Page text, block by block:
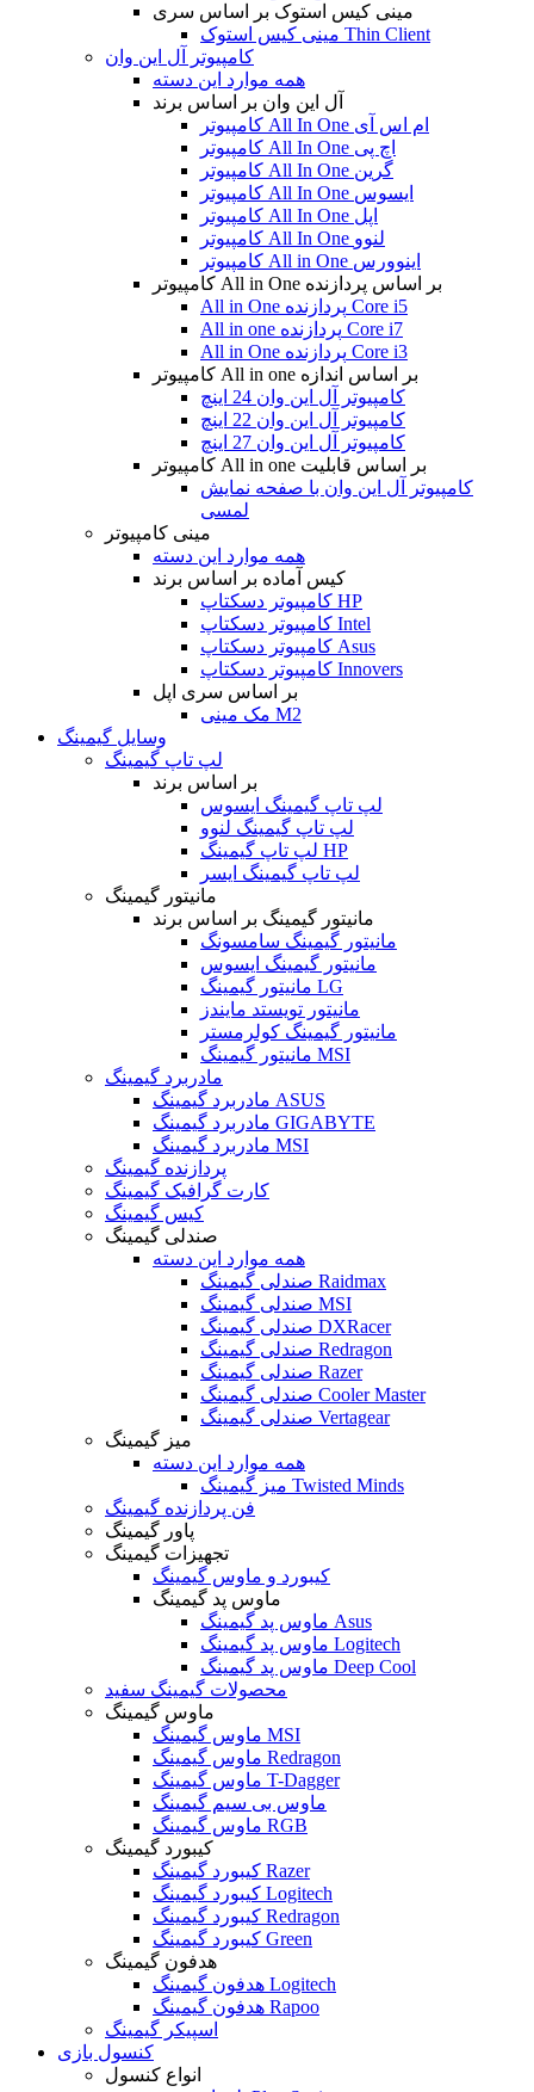
مینی کیس استوک بر اساس سری
مینی کیس استوک Thin Client
کامپیوتر آل این وان
همه موارد این دسته
آل این وان بر اساس برند
کامپیوتر All In One ام اس آی
کامپیوتر All In One اچ پی
کامپیوتر All In One گرین
کامپیوتر All In One ایسوس
کامپیوتر All In One اپل
کامپیوتر All In One لنوو
کامپیوتر All in One اینوورس
کامپیوتر All in One بر اساس پردازنده
All in One پردازنده Core i5
All in one پردازنده Core i7
All in One پردازنده Core i3
کامپیوتر All in one بر اساس اندازه
کامپیوتر آل این وان 24 اینچ
کامپیوتر آل این وان 22 اینچ
کامپیوتر آل این وان 27 اینچ
کامپیوتر All in one بر اساس قابلیت
کامپیوتر آل این وان با صفحه نمایش
لمسی
مینی کامپیوتر
همه موارد این دسته
کیس آماده بر اساس برند
کامپیوتر دسکتاپ HP
کامپیوتر دسکتاپ Intel
کامپیوتر دسکتاپ Asus
کامپیوتر دسکتاپ Innovers
بر اساس سری اپل
مک مینی M2
وسایل گیمینگ
لپ تاپ گیمینگ
بر اساس برند
لپ تاپ گیمینگ ایسوس
لپ تاپ گیمینگ لنوو
لپ تاپ گیمینگ HP
لپ تاپ گیمینگ ایسر
مانیتور گیمینگ
مانیتور گیمینگ بر اساس برند
مانیتور گیمینگ سامسونگ
مانیتور گیمینگ ایسوس
مانیتور گیمینگ LG
مانیتور تویستد مایندز
مانیتور گیمینگ کولرمستر
مانیتور گیمینگ MSI
مادربرد گیمینگ
مادربرد گیمینگ ASUS
مادربرد گیمینگ GIGABYTE
مادربرد گیمینگ MSI
پردازنده گیمینگ
کارت گرافیک گیمینگ
کیس گیمینگ
صندلی گیمینگ
همه موارد این دسته
صندلی گیمینگ Raidmax
صندلی گیمینگ MSI
صندلی گیمینگ DXRacer
صندلی گیمینگ Redragon
صندلی گیمینگ Razer
صندلی گیمینگ Cooler Master
صندلی گیمینگ Vertagear
میز گیمینگ
همه موارد این دسته
میز گیمینگ Twisted Minds
فن پردازنده گیمینگ
پاور گیمینگ
تجهیزات گیمینگ
کیبورد و ماوس گیمینگ
ماوس پد گیمینگ
ماوس پد گیمینگ Asus
ماوس پد گیمینگ Logitech
ماوس پد گیمینگ Deep Cool
محصولات گیمینگ سفید
ماوس گیمینگ
ماوس گیمینگ MSI
ماوس گیمینگ Redragon
ماوس گیمینگ T-Dagger
ماوس بی سیم گیمینگ
ماوس گیمینگ RGB
کیبورد گیمینگ
کیبورد گیمینگ Razer
کیبورد گیمینگ Logitech
کیبورد گیمینگ Redragon
کیبورد گیمینگ Green
هدفون گیمینگ
هدفون گیمینگ Logitech
هدفون گیمینگ Rapoo
اسپیکر گیمینگ
کنسول بازی
انواع کنسول